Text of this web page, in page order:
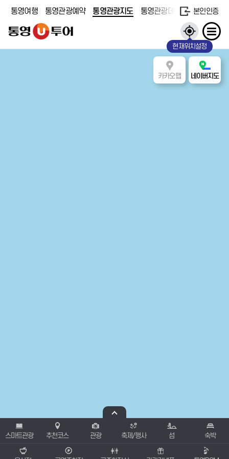
통영여행 통영관광예약 통영관광지도 통영관광데이터 본인인증
현재위치설정
스마트관광 추천코스 관광 축제/행사 섬 숙박
카카오맵 네이버지도